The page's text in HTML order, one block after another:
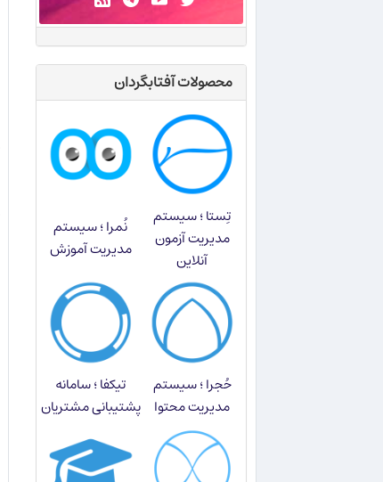
محصولات آفتابگردان
تِستا ؛ سیستم
مدیریت آزمون
آنلاین
نُمرا ؛ سیستم
مدیریت آموزش
حُجرا ؛ سیستم
مدیریت محتوا
تیکفا ؛ سامانه
پشتیبانی مشتریان